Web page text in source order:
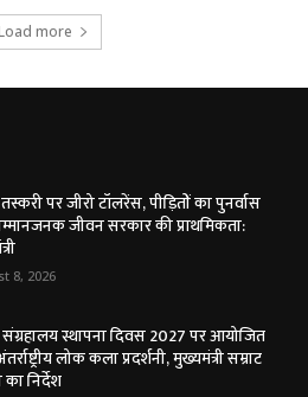
more
पर जीरो टॉलरेंस, पीड़ितों का पुनर्वास
जीवन सरकार की प्राथमिकता:
8, 2026
संग्रहालय स्थापना दिवस 2027 पर आयोजित
लोक कला प्रदर्शनी, मुख्यमंत्री सम्राट
का निर्देश